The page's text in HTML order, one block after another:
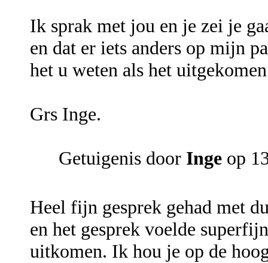
Ik sprak met jou en je zei je
en dat er iets anders op mijn
het u weten als het
Grs Inge.
Getuigenis door Inge op
Heel fijn gesprek gehad met
en het gesprek voelde
uitkomen. Ik hou je op de